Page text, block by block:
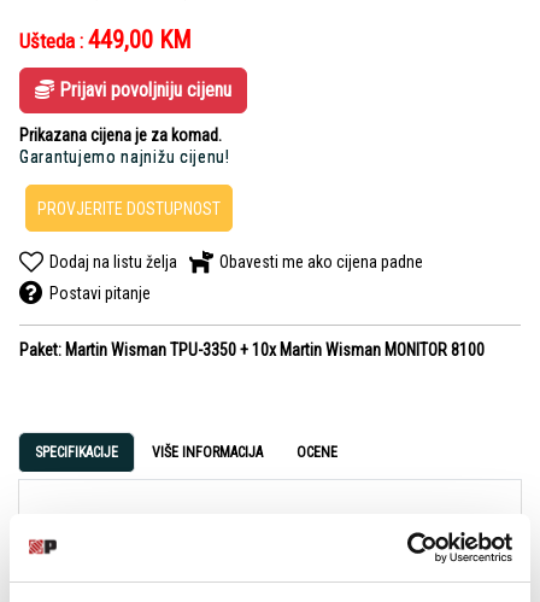
Ušteda : 449,00 KM
Prijavi povoljniju cijenu
Prikazana cijena je za komad.
Garantujemo najnižu cijenu!
PROVJERITE DOSTUPNOST
Dodaj na listu želja
Obavesti me ako cijena padne
Postavi pitanje
Paket: Martin Wisman TPU-3350 + 10x Martin Wisman MONITOR 8100
SPECIFIKACIJE VIŠE INFORMACIJA OCENE
https://www.player.rs/ozvucenje/pojacala/100v-pojacala/martin-